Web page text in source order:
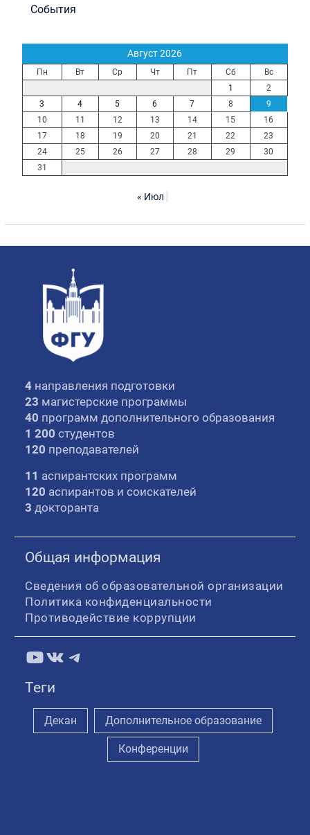
События
Август 2026
Пн Вт Ср Чт Пт Сб
Вс
1
2
3
4 5 6 7 8
9
10
11 12 13 14 15
16
17
18 19 20 21 22
23
24
25 26 27 28 29
30
31
« Июл
4 направления подготовки
23 магистерские программы
40 программ дополнительного образования
1 200 студентов
120 преподавателей
11 аспирантских программ
120 аспирантов и соискателей
3 докторанта
Общая информация
Сведения об образовательной организации
Политика конфиденциальности
Противодействие коррупции
YouTube
ВКонтакте
Telegram
Теги
Декан Дополнительное образование
Конференции